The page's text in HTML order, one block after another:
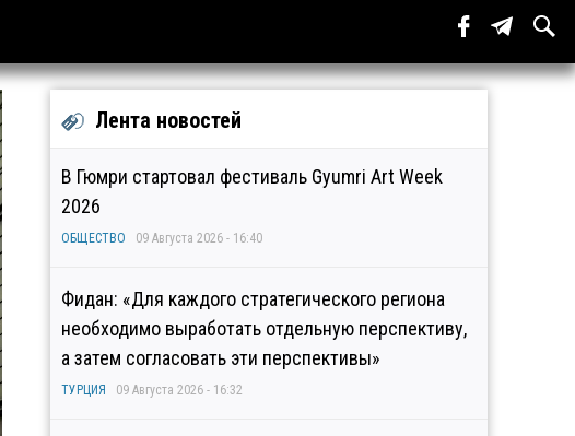
Лента новостей
В Гюмри стартовал фестиваль Gyumri Art Week
2026
ОБЩЕСТВО 09 Августа 2026 - 16:40
Фидан: «Для каждого стратегического региона
необходимо выработать отдельную перспективу,
а затем согласовать эти перспективы»
ТУРЦИЯ 09 Августа 2026 - 16:32